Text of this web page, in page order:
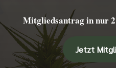
Mitgliedsantrag in nur
Jetzt